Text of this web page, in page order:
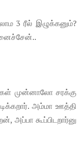
3 ரீல் இழுக்கனும்?
முன்னாலோ சரக்கு
அம்மா ஊத்தி
அப்பா கூப்பிடறார்னு